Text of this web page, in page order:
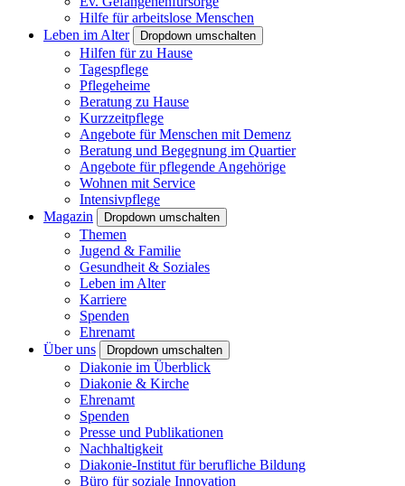
Hilfe für arbeitslose Menschen
Leben im Alter
Dropdown umschalten
Hilfen für zu Hause
Tagespflege
Pflegeheime
Beratung zu Hause
Kurzzeitpflege
Angebote für Menschen mit Demenz
Beratung und Begegnung im Quartier
Angebote für pflegende Angehörige
Wohnen mit Service
Intensivpflege
Magazin
Dropdown umschalten
Themen
Jugend & Familie
Gesundheit & Soziales
Leben im Alter
Karriere
Spenden
Ehrenamt
Über uns
Dropdown umschalten
Diakonie im Überblick
Diakonie & Kirche
Ehrenamt
Spenden
Presse und Publikationen
Nachhaltigkeit
Diakonie-Institut für berufliche Bildung
Büro für soziale Innovation